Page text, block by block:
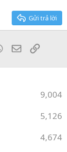
Gửi trả lời
WhatsApp
EmailLink
9,004
5,126
4,674